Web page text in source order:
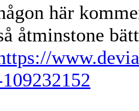
här
åtminstone